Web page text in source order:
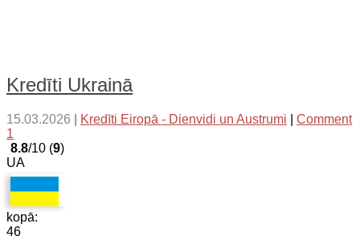
Kredīti Ukrainā
15.03.2026 Kredīti Eiropā - Dienvidi un Austrumi
Comment
1
8.8/10 (9)
UA
kopā:
46